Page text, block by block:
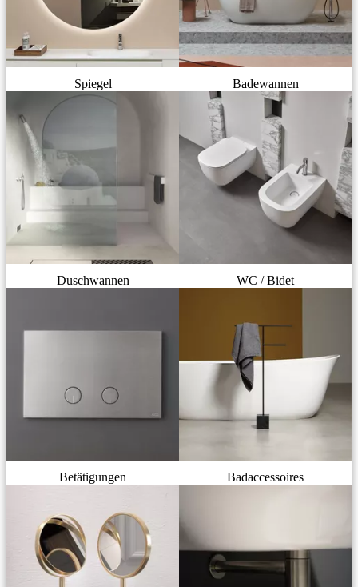
Spiegel Badewannen
Duschwannen WC / Bidet
Betätigungen Badaccessoires